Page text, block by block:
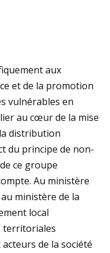
aux
et de la promotion
vulnérables en
au cœur de la mise
distribution
du principe de non-
ce groupe
Au ministère
ministère de la
local
territoriales
acteurs de la société